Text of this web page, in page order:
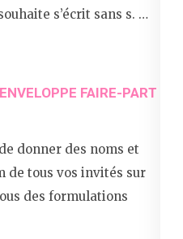
s’écrit sans s. …
FAIRE-PART
donner des noms et
de tous vos invités sur
des formulations